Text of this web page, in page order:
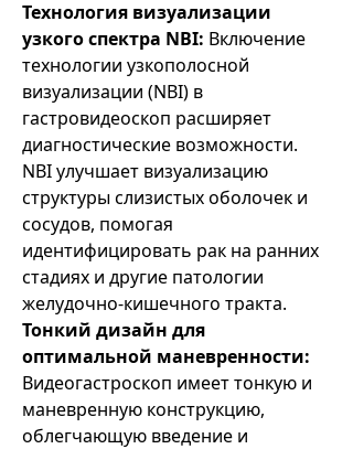
Технология визуализации
узкого спектра NBI: Включение
технологии узкополосной
визуализации (NBI) в
гастровидеоскоп расширяет
диагностические возможности.
NBI улучшает визуализацию
структуры слизистых оболочек и
сосудов, помогая
идентифицировать рак на ранних
стадиях и другие патологии
желудочно-кишечного тракта.
Тонкий дизайн для
оптимальной маневренности:
Видеогастроскоп имеет тонкую и
маневренную конструкцию,
облегчающую введение и